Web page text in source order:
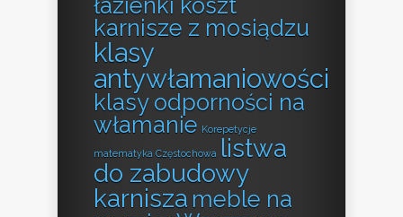
karnisze z mosiądzu
klasy
antywłamaniowości
klasy odporności na
włamanie Korepetycje
matematyka Częstochowa listwa
do zabudowy
karnisza meble na